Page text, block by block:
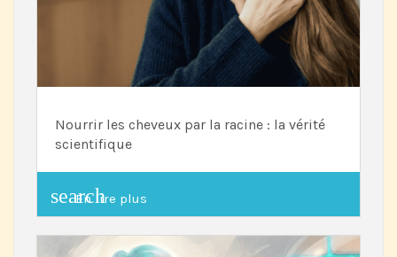
Nourrir les cheveux par la racine : la vérité
scientifique
search
En lire plus